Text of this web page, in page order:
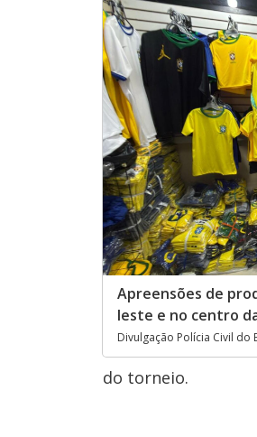
Apreensões de
leste e no centro
Divulgação Polícia Civil do
do torneio.